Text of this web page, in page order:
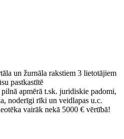
un žurnāla rakstiem 3 lietotājiem
pastkastītē
apmērā t.sk. juridiskie padomi,
noderīgi rīki un veidlapas u.c.
vairāk nekā 5000 € vērtībā!